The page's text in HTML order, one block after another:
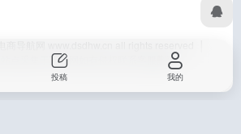
站点采集于互联网如有侵权联系客服删除
投稿 我的